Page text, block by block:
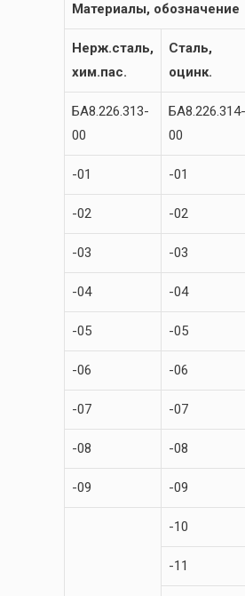
Материалы, обозначение
Нерж.сталь,
хим.пас.
Сталь,
оцинк.
БА8.226.313-
00
БА8.226.314-
00
-01 -01
-02 -02
-03 -03
-04 -04
-05 -05
-06 -06
-07 -07
-08 -08
-09 -09
-10
-11